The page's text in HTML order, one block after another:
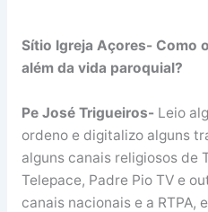
Sítio Igreja Açores- Como
além da vida paroquial?
Pe José Trigueiros-Leio
ordeno e digitalizo alguns
alguns canais religiosos de
Telepace, Padre Pio TV e
canais nacionais e a RTPA,